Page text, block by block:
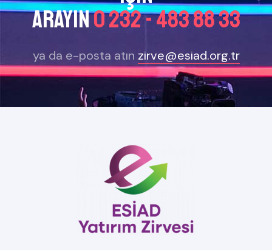
arayın0 232 - 483 88 33
ya da e-posta atın zirve@esiad.org.tr